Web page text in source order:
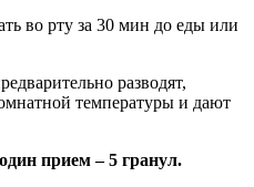
во рту за 30 мин до еды или
разводят,
температуры и дают
прием – 5 гранул.